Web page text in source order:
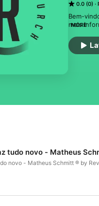
0.0 (0)
Bem-
mais
MORE
tudo novo - Matheus
novo - Matheus Schmitt ®️ by